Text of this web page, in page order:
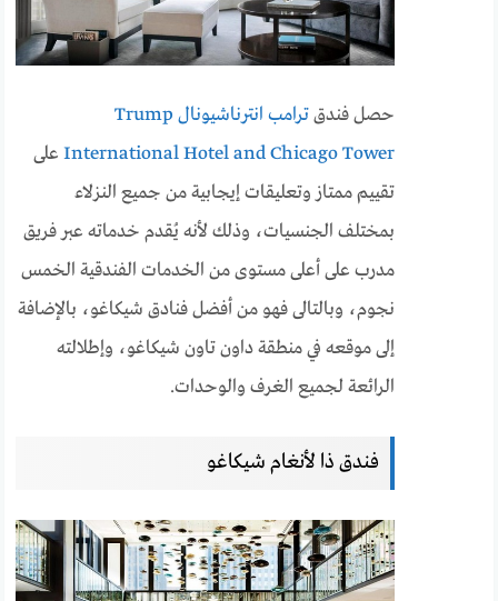
حصل فندق
ترامب انترناشيونال Trump
International Hotel and Chicago Tower على
تقييم ممتاز وتعليقات إيجابية من جميع النزلاء
بمختلف الجنسيات، وذلك لأنه يُقدم خدماته عبر فريق
مدرب على أعلى مستوى من الخدمات الفندقية الخمس
نجوم، وبالتالى فهو من أفضل فنادق شيكاغو، بالإضافة
إلى موقعه في منطقة داون تاون شيكاغو، وإطلالته
الرائعة لجميع الغرف والوحدات.
فندق ذا لأنغام شيكاغو